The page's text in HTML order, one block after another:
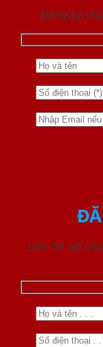
Đăng ký
Liên hệ với